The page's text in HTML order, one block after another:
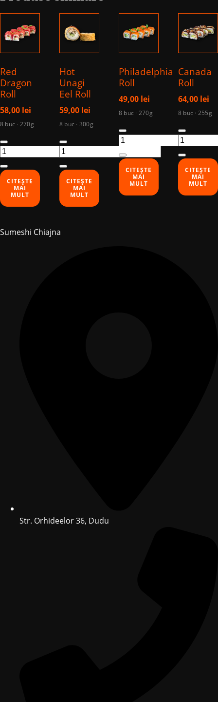
Red
Dragon
Roll
58,00 lei
8 buc · 270g
Cantitate
Red
Dragon
Roll
CITEȘTE
MAI
MULT
Hot
Unagi
Eel Roll
59,00 lei
8 buc · 300g
Cantitate
Hot
Unagi
Eel
Roll
CITEȘTE
MAI
MULT
Philadelphia
Roll
49,00 lei
8 buc · 270g
Cantitate
Philadelphia
Roll
CITEȘTE
MAI
MULT
Canada
Roll
64,00 lei
8 buc · 255g
Cantitate
Canada
Roll
CITEȘTE
MAI
MULT
Sumeshi Chiajna
Str. Orhideelor 36, Dudu